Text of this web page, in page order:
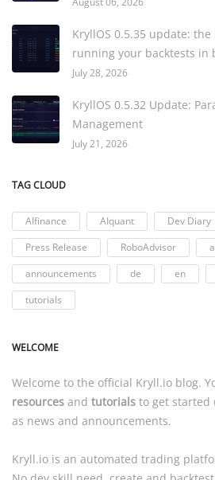
KryllOS 0.5.35 update:
running your backtests in
July 28, 2026
KryllOS 0.5.32 Update:
Management
July 21, 2026
TAG CLOUD
AIfinance AIquant Dev Diary
Press Release
RoboAdvisor
announcements
de en
tutorials
WELCOME
Welcome to the official Kryll.io blog.
resources and tutorials to get started
as news and announcements.
Kryll.io is an automated trading